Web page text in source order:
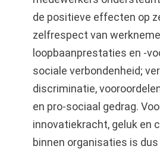
de positieve effecten op
zelfrespect van
loopbaanprestaties en -
sociale verbondenheid;
discriminatie,
en pro-sociaal gedrag.
innovatiekracht, geluk en
binnen organisaties is